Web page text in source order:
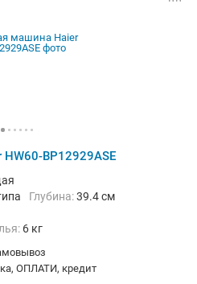
BP12929ASE
Глубина:39.4 см
6 кг
Защита от протечек
ОПЛАТИ, кредит